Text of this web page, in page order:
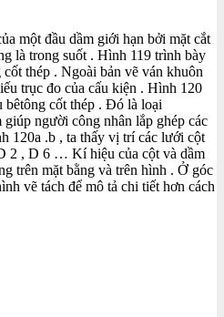
một đầu dầm giới hạn bởi mặt cắt
là trong suốt . Hình 119 trình bày
cốt thép . Ngoài bản vẽ ván khuôn
trục đo của cấu kiện . Hình 120
bêtông cốt thép . Đó là loại
giúp người công nhân lắp ghép các
120a .b , ta thấy vị trí các lưới cột
2 , D 6 … Kí hiệu của cột và dầm
trên mặt bằng và trên hình . Ở góc
vẽ tách để mô tả chi tiết hơn cách